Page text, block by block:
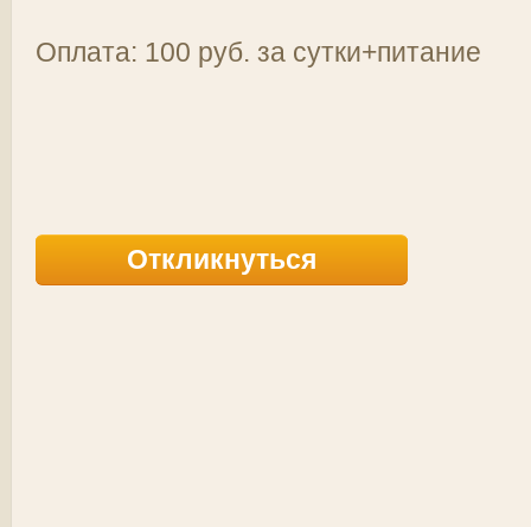
Оплата: 100 руб. за сутки+питание
Откликнуться